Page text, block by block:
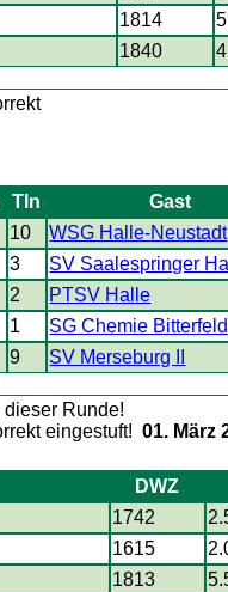
1814
1840
Tln Gast
10 WSG Halle-Neustadt
3 SV Saalespringer
2 PTSV Halle
1 SG Chemie Bitterfeld
9 SV Merseburg II
01. März
DWZ
1742
1615
1813